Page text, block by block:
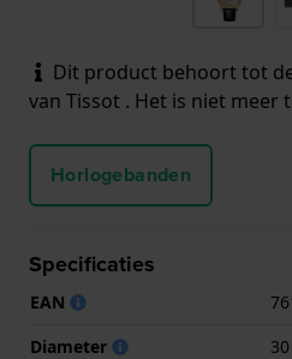
Dit product behoort tot
van Tissot . Het is niet meer
Horlogebanden
Specificaties
EAN
Diameter